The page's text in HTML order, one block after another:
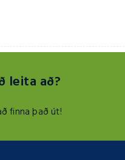
leita að?
finna það út!